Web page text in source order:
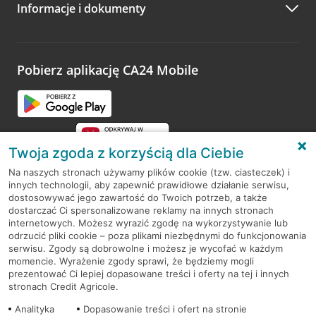
Zachęcamy do podzielenia się z nami opinią o wizycie.
opinie.
Informacje i dokumenty
Pobierz aplikację CA24 Mobile
RODO
Regulamin serwisu
Mapa serwisu
PolitykaCookies
Twoja zgoda z korzyścią dla Ciebie
Na naszych stronach używamy plików cookie (tzw. ciasteczek) i
innych technologii, aby zapewnić prawidłowe działanie serwisu,
dostosowywać jego zawartość do Twoich potrzeb, a także
dostarczać Ci spersonalizowane reklamy na innych stronach
internetowych. Możesz wyrazić zgodę na wykorzystywanie lub
odrzucić pliki cookie – poza plikami niezbędnymi do funkcjonowania
serwisu. Zgody są dobrowolne i możesz je wycofać w każdym
momencie. Wyrażenie zgody sprawi, że będziemy mogli
prezentować Ci lepiej dopasowane treści i oferty na tej i innych
stronach Credit Agricole.
Analityka
Dopasowanie treści i ofert na stronie